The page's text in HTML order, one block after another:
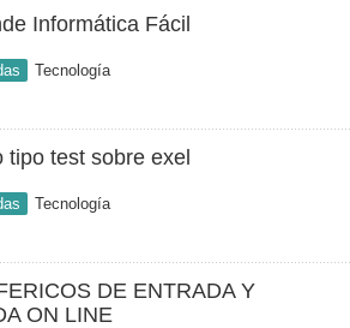
Informática Fácil
Tecnología
tipo test sobre exel
Tecnología
DE ENTRADA Y
ON LINE